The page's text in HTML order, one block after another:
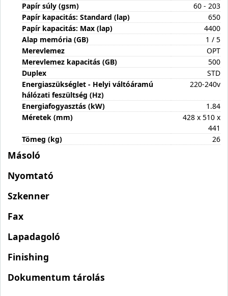
Papír súly (gsm)
60 - 203
Papír kapacitás: Standard (lap)
650
Papír kapacitás: Max (lap)
4400
Alap memória (GB)
1 / 5
Merevlemez
OPT
Merevlemez kapacitás (GB)
500
Duplex
STD
Energiaszükséglet - Helyi váltóáramú
hálózati feszültség (Hz)
220-240v
Energiafogyasztás (kW)
1.84
Méretek (mm)
428 x 510 x
441
Tömeg (kg)
26
Másoló
Nyomtató
Szkenner
Fax
Lapadagoló
Finishing
Dokumentum tárolás